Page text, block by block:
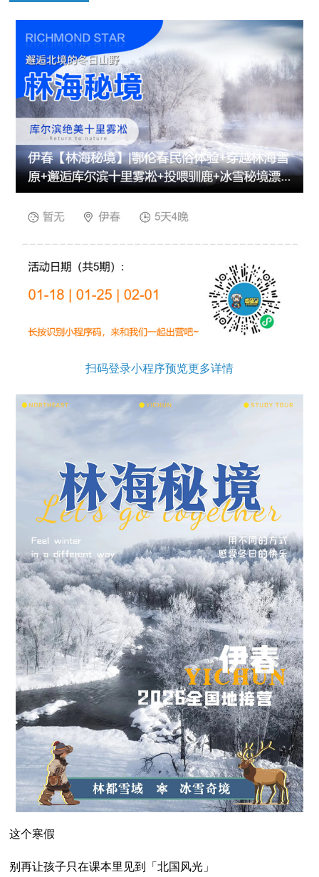
扫码登录小程序预览更多详情
这个寒假
别再让孩子只在课本里见到「北国风光」